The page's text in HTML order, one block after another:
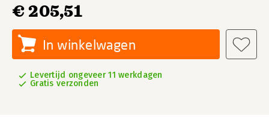
€ 205,51
In winkelwagen
Levertijd ongeveer 11 werkdagen
Gratis verzonden